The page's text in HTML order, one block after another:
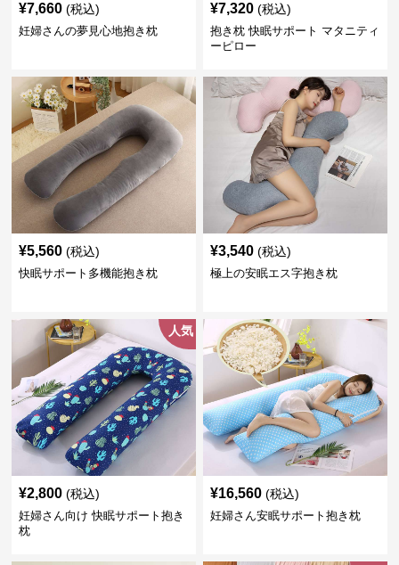
¥7,660 (税込)
妊婦さんの夢見心地抱き枕
¥7,320 (税込)
抱き枕 快眠サポート マタニティ
ーピロー
¥5,560 (税込)
快眠サポート多機能抱き枕
¥3,540 (税込)
極上の安眠エス字抱き枕
人気
¥2,800 (税込)
妊婦さん向け 快眠サポート抱き
枕
¥16,560 (税込)
妊婦さん安眠サポート抱き枕